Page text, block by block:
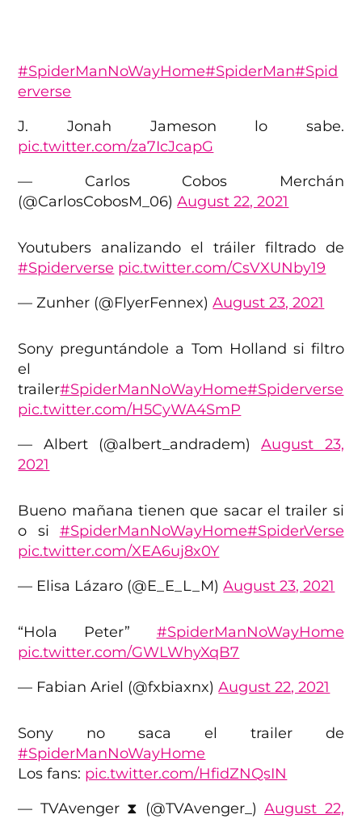
#SpiderManNoWayHome#SpiderMan#Spid
erverse
J. Jonah Jameson lo sabe.
pic.twitter.com/za7IcJcapG
— Carlos Cobos Merchán
(@CarlosCobosM_06)August 22, 2021
Youtubers analizando el tráiler filtrado de
#Spiderverse pic.twitter.com/CsVXUNby19
— Zunher (@FlyerFennex)August 23, 2021
Sony preguntándole a Tom Holland si filtro
el
trailer#SpiderManNoWayHome#Spiderverse
pic.twitter.com/H5CyWA4SmP
— Albert (@albert_andradem)August 23,
2021
Bueno mañana tienen que sacar el trailer si
o si #SpiderManNoWayHome#SpiderVerse
pic.twitter.com/XEA6uj8x0Y
— Elisa Lázaro (@E_E_L_M)August 23, 2021
“Hola Peter” #SpiderManNoWayHome
pic.twitter.com/GWLWhyXqB7
— Fabian Ariel (@fxbiaxnx)August 22, 2021
Sony no saca el trailer de
#SpiderManNoWayHome
Los fans: pic.twitter.com/HfidZNQsIN
— TVAvenger ⧗ (@TVAvenger_)August 22,